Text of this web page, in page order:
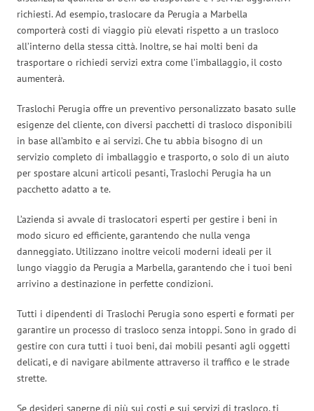
richiesti. Ad esempio, traslocare da Perugia a Marbella
comporterà costi di viaggio più elevati rispetto a un trasloco
all’interno della stessa città. Inoltre, se hai molti beni da
trasportare o richiedi servizi extra come l’imballaggio, il costo
aumenterà.
Traslochi Perugia offre un preventivo personalizzato basato sulle
esigenze del cliente, con diversi pacchetti di trasloco disponibili
in base all’ambito e ai servizi. Che tu abbia bisogno di un
servizio completo di imballaggio e trasporto, o solo di un aiuto
per spostare alcuni articoli pesanti, Traslochi Perugia ha un
pacchetto adatto a te.
L’azienda si avvale di traslocatori esperti per gestire i beni in
modo sicuro ed efficiente, garantendo che nulla venga
danneggiato. Utilizzano inoltre veicoli moderni ideali per il
lungo viaggio da Perugia a Marbella, garantendo che i tuoi beni
arrivino a destinazione in perfette condizioni.
Tutti i dipendenti di Traslochi Perugia sono esperti e formati per
garantire un processo di trasloco senza intoppi. Sono in grado di
gestire con cura tutti i tuoi beni, dai mobili pesanti agli oggetti
delicati, e di navigare abilmente attraverso il traffico e le strade
strette.
Se desideri saperne di più sui costi e sui servizi di trasloco, ti